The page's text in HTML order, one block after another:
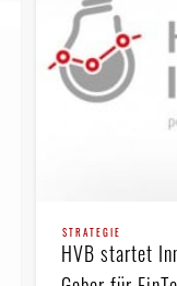
STRATEGIE
HVB startet